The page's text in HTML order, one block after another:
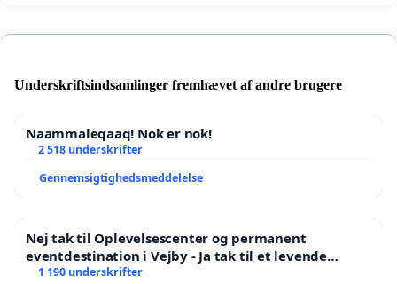
Underskriftsindsamlinger fremhævet af andre brugere
Naammaleqaaq! Nok er nok!
2 518 underskrifter
Gennemsigtighedsmeddelelse
Nej tak til Oplevelsescenter og permanent
eventdestination i Vejby - Ja tak til et levende
lokalområde i balance
1 190 underskrifter